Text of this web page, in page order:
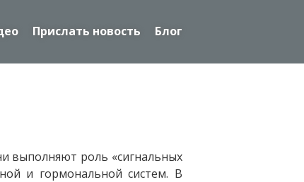
Прислать новость Блог
выполняют роль «сигнальных
и гормональной систем. В